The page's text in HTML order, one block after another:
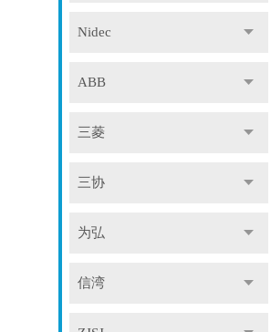
Nidec
ABB
三菱
三协
为弘
信湾